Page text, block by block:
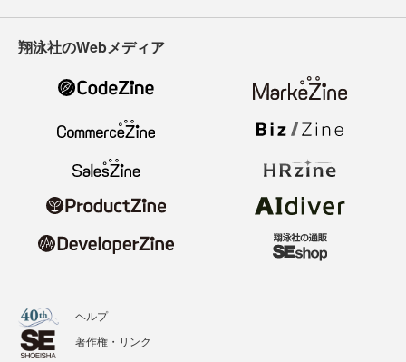
翔泳社のWebメディア
ヘルプ
著作権・リンク